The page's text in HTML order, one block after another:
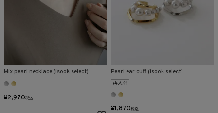
Mix pearl necklace (isook select)
¥2,970税込
Pearl ear cuff (isook select)
再入荷
¥1,870税込